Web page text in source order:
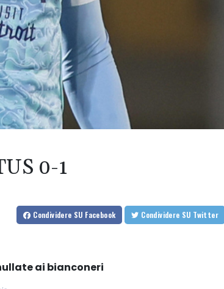
0-1
Condividere SU Facebook Condividere SU Twitter
ai bianconeri